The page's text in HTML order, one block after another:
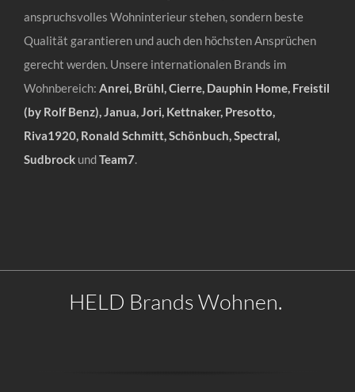
anspruchsvolles Wohninterieur stehen, sondern beste
Qualität garantieren und auch den höchsten Ansprüchen
gerecht werden. Unsere internationalen Brands im
Wohnbereich: Anrei, Brühl, Cierre, Dauphin Home, Freistil
(by Rolf Benz), Janua, Jori, Kettnaker, Presotto,
Riva1920, Ronald Schmitt, Schönbuch, Spectral,
Sudbrock undTeam7.
HELD Brands Wohnen.